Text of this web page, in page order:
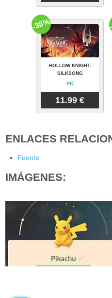
HOLLOW KNIGHT:
SILKSONG
PC
11.99 €
-38%
ENLACES
Fuente
IMÁGENES: